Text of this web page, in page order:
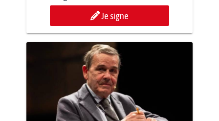
Je signe